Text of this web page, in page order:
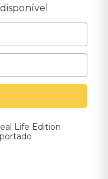
Life Edition